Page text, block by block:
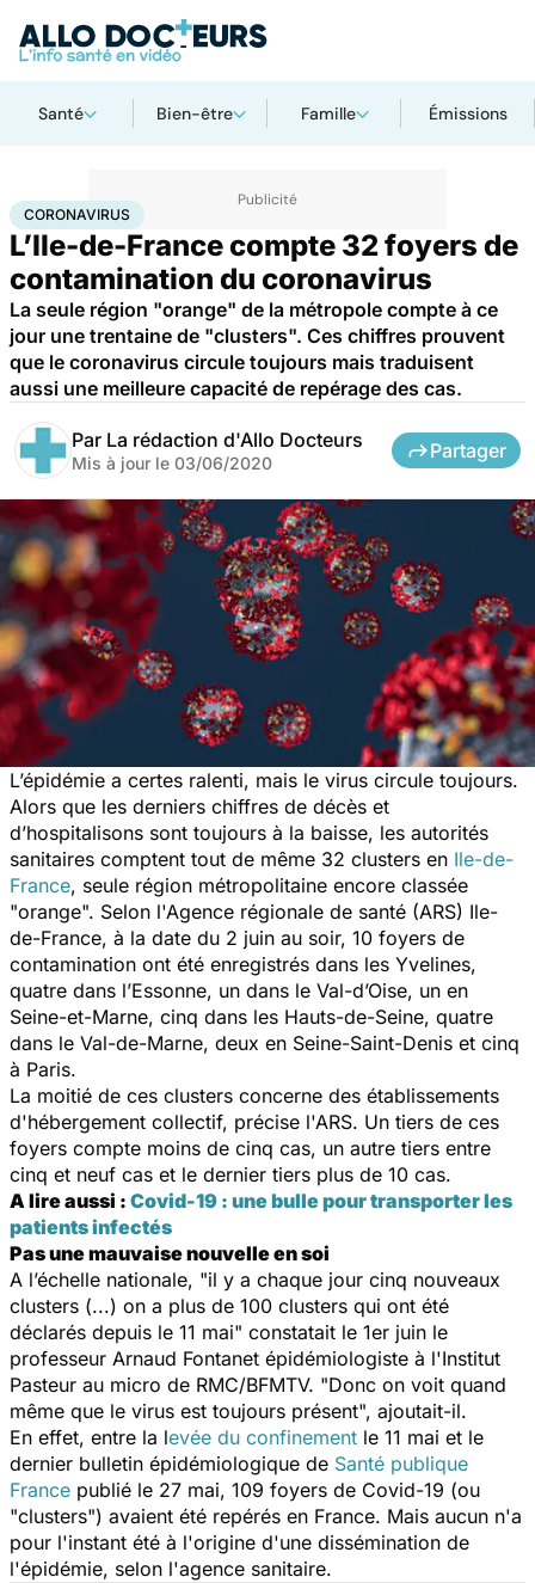
Santé Bien-être Famille Émissions
AccueilSantéMaladies Coronavirus
CORONAVIRUS
L’Ile-de-France compte 32 foyers de
contamination du coronavirus
La seule région "orange" de la métropole compte à ce
jour une trentaine de "clusters". Ces chiffres prouvent
que le coronavirus circule toujours mais traduisent
aussi une meilleure capacité de repérage des cas.
Par La rédaction d'Allo Docteurs
Mis à jour le 03/06/2020
Partager
L’épidémie a certes ralenti, mais le virus circule toujours.
Alors que les derniers chiffres de décès et
d’hospitalisons sont toujours à la baisse, les autorités
sanitaires comptent tout de même 32 clusters en Ile-de-
France, seule région métropolitaine encore classée
"orange". Selon l'Agence régionale de santé (ARS) Ile-
de-France, à la date du 2 juin au soir, 10 foyers de
contamination ont été enregistrés dans les Yvelines,
quatre dans l’Essonne, un dans le Val-d’Oise, un en
Seine-et-Marne, cinq dans les Hauts-de-Seine, quatre
dans le Val-de-Marne, deux en Seine-Saint-Denis et cinq
à Paris.
La moitié de ces clusters concerne des établissements
d'hébergement collectif, précise l'ARS. Un tiers de ces
foyers compte moins de cinq cas, un autre tiers entre
cinq et neuf cas et le dernier tiers plus de 10 cas.
A lire aussi : Covid-19 : une bulle pour transporter les
patients infectés
Pas une mauvaise nouvelle en soi
A l’échelle nationale, "il y a chaque jour cinq nouveaux
clusters (...) on a plus de 100 clusters qui ont été
déclarés depuis le 11 mai" constatait le 1er juin le
professeur Arnaud Fontanet épidémiologiste à l'Institut
Pasteur au micro de RMC/BFMTV. "Donc on voit quand
même que le virus est toujours présent", ajoutait-il.
En effet, entre la levée du confinement le 11 mai et le
dernier bulletin épidémiologique de Santé publique
France publié le 27 mai, 109 foyers de Covid-19 (ou
"clusters") avaient été repérés en France. Mais aucun n'a
pour l'instant été à l'origine d'une dissémination de
l'épidémie, selon l'agence sanitaire.